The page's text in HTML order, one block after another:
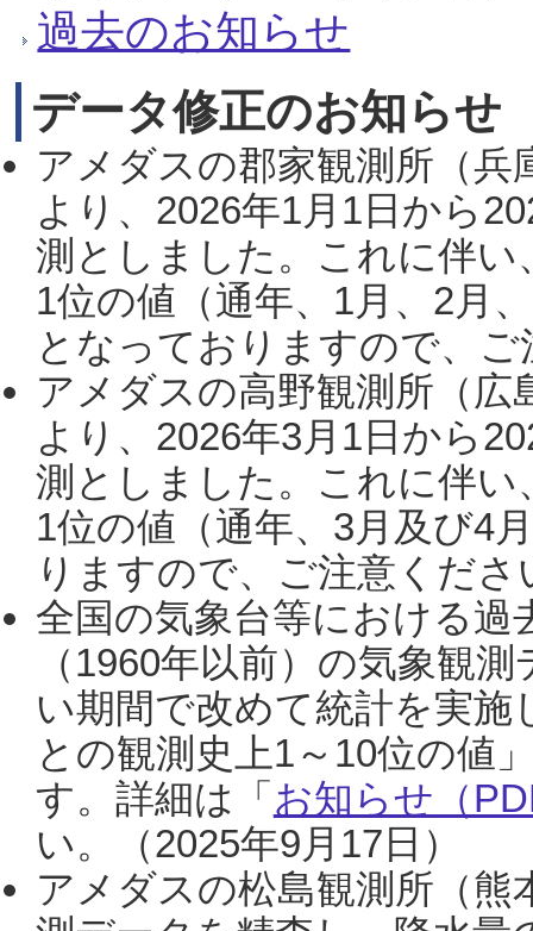
過去のお知らせ
データ修正のお知らせ
アメダスの郡家観測所（
より、2026年1月1日から
測としました。これに伴い
1位の値（通年、1月、2月
となっておりますので、
アメダスの高野観測所（
より、2026年3月1日から
測としました。これに伴い
1位の値（通年、3月及び4
りますので、ご注意くだ
全国の気象台等における過
（1960年以前）の気象観
い期間で改めて統計を実
との観測史上1～10位の値
す。詳細は「 お知らせ（
い。（2025年9月17日）
アメダスの松島観測所（熊